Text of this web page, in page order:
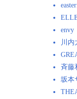
envy
川内
斉藤
坂本